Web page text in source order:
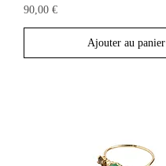
Prix
90,00 €
Ajouter au panier